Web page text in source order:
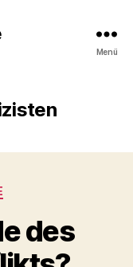
Menü
des